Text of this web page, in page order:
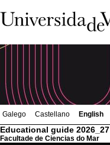
Galego Castellano English
Educational guide 2026_27
Facultade de Ciencias do Mar